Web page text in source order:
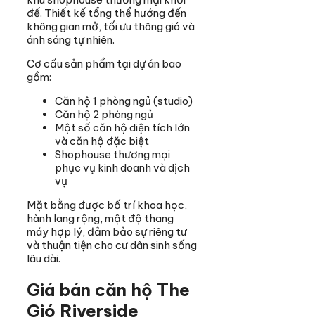
đế. Thiết kế tổng thể hướng đến
không gian mở, tối ưu thông gió và
ánh sáng tự nhiên.
Cơ cấu sản phẩm tại dự án bao
gồm:
Căn hộ 1 phòng ngủ (studio)
Căn hộ 2 phòng ngủ
Một số căn hộ diện tích lớn
và căn hộ đặc biệt
Shophouse thương mại
phục vụ kinh doanh và dịch
vụ
Mặt bằng được bố trí khoa học,
hành lang rộng, mật độ thang
máy hợp lý, đảm bảo sự riêng tư
và thuận tiện cho cư dân sinh sống
lâu dài.
Giá bán căn hộ The
Gió Riverside